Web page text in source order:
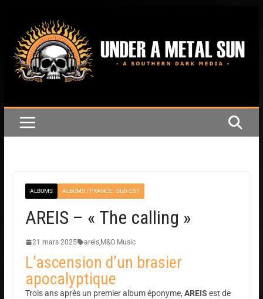
ALBUMS ALBUMS / FRANCE : SUD-EST
AREIS – « The calling »
21 mars 2025 areis,M&O Music
L’ascension d’un brasier
apocalyptique
Trois ans après un premier album éponyme, AREIS est de